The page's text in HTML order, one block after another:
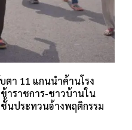
า 11 แกนนำค้านโรง
าราชการ-ชาวบ้านใน
นประทวนอ้างพฤติกรรม